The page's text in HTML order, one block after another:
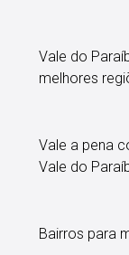
Vale do
melhores
Vale a pena
Vale do
Bairros para